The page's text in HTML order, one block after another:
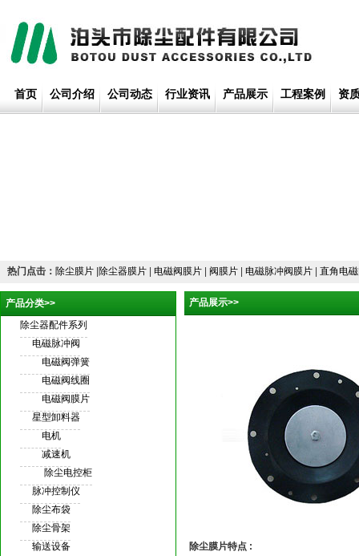
首页 公司介绍 公司动态 行业资讯 产品展示 工程案例 资
热门点击： 除尘膜片 除尘器膜片 电磁阀膜片 阀膜片 电磁脉冲阀膜片 直角电
产品分类>>
除尘器配件系列
电磁脉冲阀
电磁阀弹簧
电磁阀线圈
电磁阀膜片
星型卸料器
电机
减速机
除尘电控柜
脉冲控制仪
除尘布袋
除尘骨架
输送设备
产品展示>>
除尘膜片特点 :